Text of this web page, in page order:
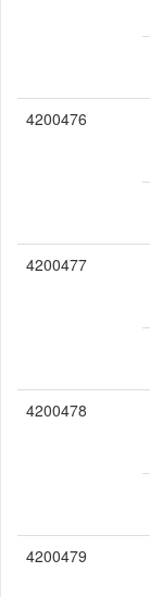
4200476
4200477
4200478
4200479